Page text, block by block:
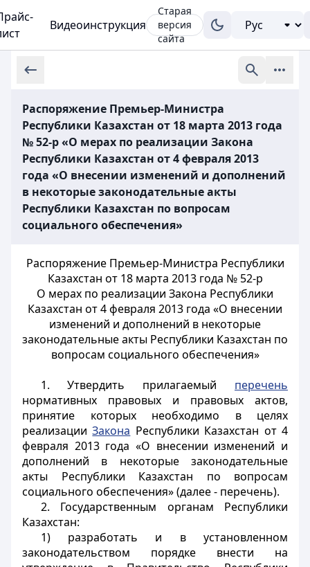
Видеоинструкция
Старая
версия
сайта
Распоряжение Премьер-Министра
Республики Казахстан от 18 марта 2013 года
№ 52-р «О мерах по реализации Закона
Республики Казахстан от 4 февраля 2013
года «О внесении изменений и дополнений
в некоторые законодательные акты
Республики Казахстан по вопросам
социального обеспечения»
Распоряжение Премьер-Министра Республики
Казахстан от 18 марта 2013 года № 52-р
О мерах по реализации Закона Республики
Казахстан от 4 февраля 2013 года «О внесении
изменений и дополнений в некоторые
законодательные акты Республики Казахстан по
вопросам социального обеспечения»
1. Утвердить прилагаемый перечень
нормативных правовых и правовых актов,
принятие которых необходимо в целях
реализацииЗакона Республики Казахстан от 4
февраля 2013 года «О внесении изменений и
дополнений в некоторые законодательные
акты Республики Казахстан по вопросам
социального обеспечения» (далее - перечень).
2. Государственным органам Республики
Казахстан:
1) разработать и в установленном
законодательством порядке внести на